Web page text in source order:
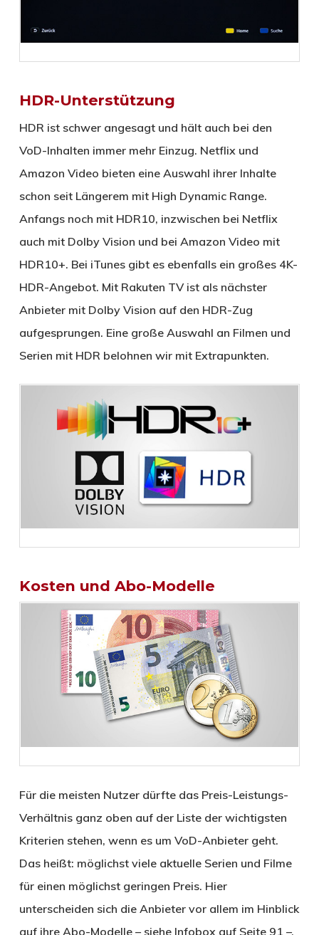
HDR-Unterstützung
HDR ist schwer angesagt und hält auch bei den
VoD-Inhalten immer mehr Einzug. Netflix und
Amazon Video bieten eine Auswahl ihrer Inhalte
schon seit Längerem mit High Dynamic Range.
Anfangs noch mit HDR10, inzwischen bei Netflix
auch mit Dolby Vision und bei Amazon Video mit
HDR10+. Bei iTunes gibt es ebenfalls ein großes 4K-
HDR-Angebot. Mit Rakuten TV ist als nächster
Anbieter mit Dolby Vision auf den HDR-Zug
aufgesprungen. Eine große Auswahl an Filmen und
Serien mit HDR belohnen wir mit Extrapunkten.
Kosten und Abo-Modelle
Für die meisten Nutzer dürfte das Preis-Leistungs-
Verhältnis ganz oben auf der Liste der wichtigsten
Kriterien stehen, wenn es um VoD-Anbieter geht.
Das heißt: möglichst viele aktuelle Serien und Filme
für einen möglichst geringen Preis. Hier
unterscheiden sich die Anbieter vor allem im Hinblick
auf ihre Abo-Modelle – siehe Infobox auf Seite 91 –,